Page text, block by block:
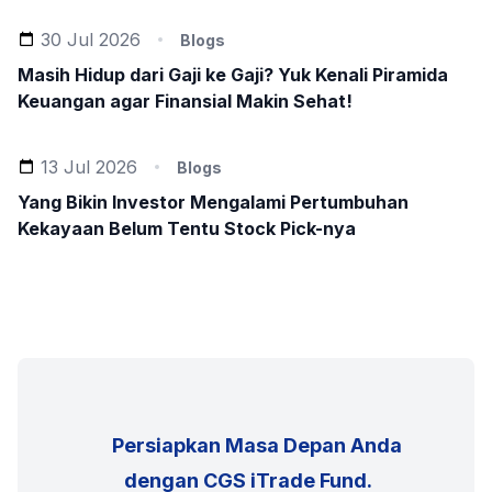
30 Jul 2026 Blogs
Masih Hidup dari Gaji ke Gaji? Yuk Kenali Piramida
Keuangan agar Finansial Makin Sehat!
13 Jul 2026 Blogs
Yang Bikin Investor Mengalami Pertumbuhan
Kekayaan Belum Tentu Stock Pick-nya
      Persiapkan Masa Depan Anda